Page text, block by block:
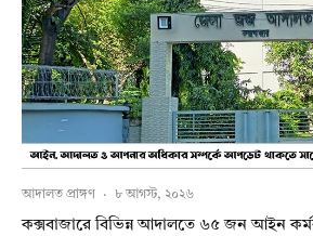
আদালত প্রাঙ্গণ · ৮ আগস্ট, ২০২৬
কক্সবাজারে বিভিন্ন আদালতে ৬৫ জন আইন